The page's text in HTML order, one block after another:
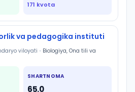
171 kvota
va pedagogika instituti
viloyati • Biologiya, Ona tili va
SHARTNOMA
65.0